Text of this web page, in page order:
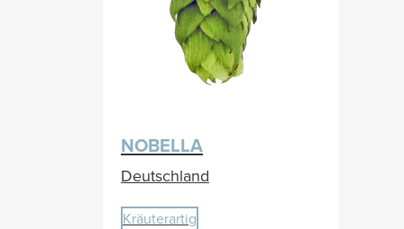
NOBELLA
Deutschland
Kräuterartig